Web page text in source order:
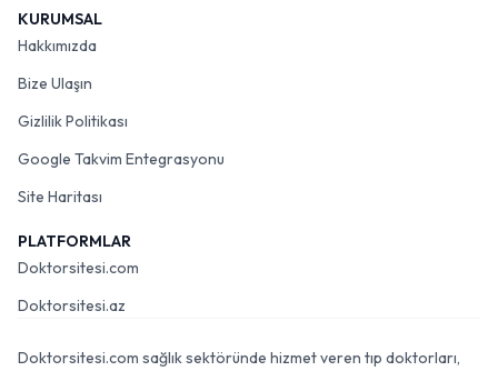
KURUMSAL
Hakkımızda
Bize Ulaşın
Gizlilik Politikası
Google Takvim Entegrasyonu
Site Haritası
PLATFORMLAR
Doktorsitesi.com
Doktorsitesi.az
Doktorsitesi.com sağlık sektöründe hizmet veren tıp doktorları,